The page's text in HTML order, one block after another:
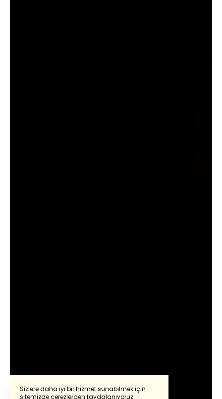
Sizlere daha iyi bir hizmet sunabilmek için
sitemizde çerezlerden faydalanıyoruz.